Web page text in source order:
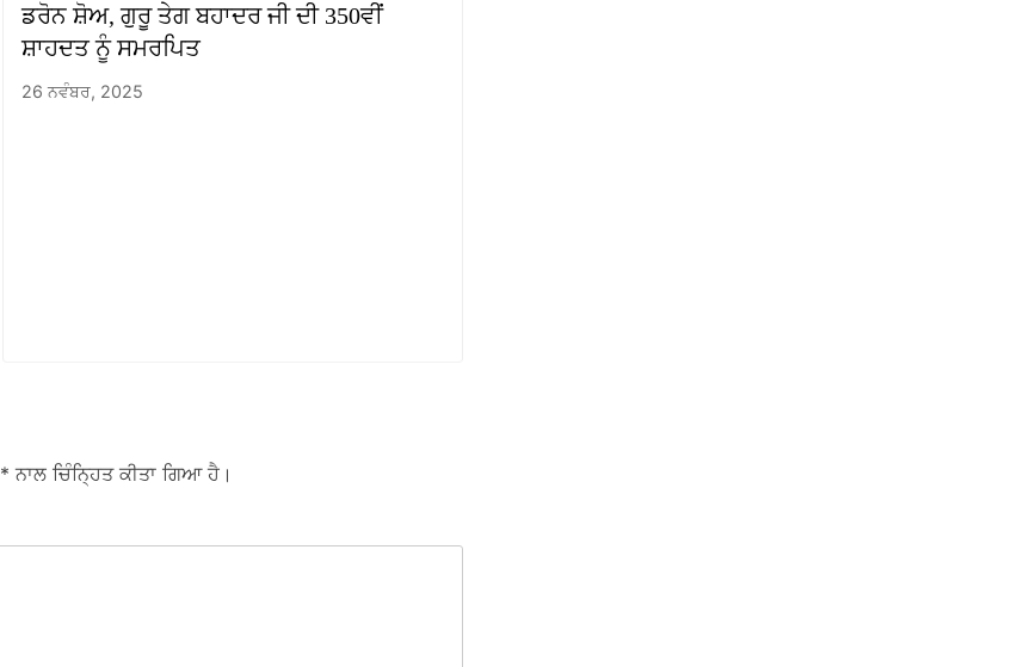
ਡਰੋਨ ਸ਼ੋਅ, ਗੁਰੂ ਤੇਗ ਬਹਾਦਰ ਜੀ ਦੀ 350ਵੀਂ
ਸ਼ਾਹਦਤ ਨੂੰ ਸਮਰਪਿਤ
26 ਨਵੰਬਰ, 2025
* ਨਾਲ ਚਿੰਨ੍ਹਿਤ ਕੀਤਾ ਗਿਆ ਹੈ।